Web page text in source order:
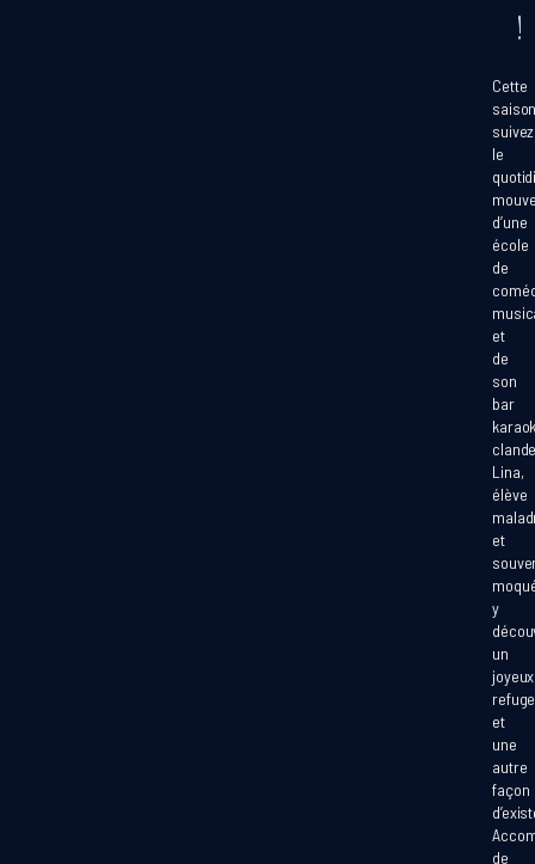
!
Cette
suivez
le
d’une
école
de
et
de
son
bar
Lina,
élève
et
y
un
joyeux
refuge
et
une
autre
façon
de